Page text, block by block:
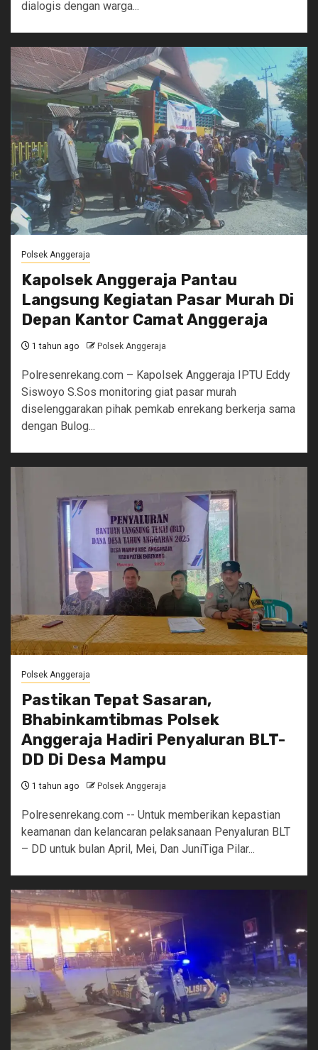
dialogis dengan warga...
Polsek Anggeraja
Kapolsek Anggeraja Pantau
Langsung Kegiatan Pasar Murah Di
Depan Kantor Camat Anggeraja
1 tahun ago Polsek Anggeraja
Polresenrekang.com – Kapolsek Anggeraja IPTU Eddy
Siswoyo S.Sos monitoring giat pasar murah
diselenggarakan pihak pemkab enrekang berkerja sama
dengan Bulog...
Polsek Anggeraja
Pastikan Tepat Sasaran,
Bhabinkamtibmas Polsek
Anggeraja Hadiri Penyaluran BLT-
DD Di Desa Mampu
1 tahun ago Polsek Anggeraja
Polresenrekang.com -- Untuk memberikan kepastian
keamanan dan kelancaran pelaksanaan Penyaluran BLT
– DD untuk bulan April, Mei, Dan JuniTiga Pilar...